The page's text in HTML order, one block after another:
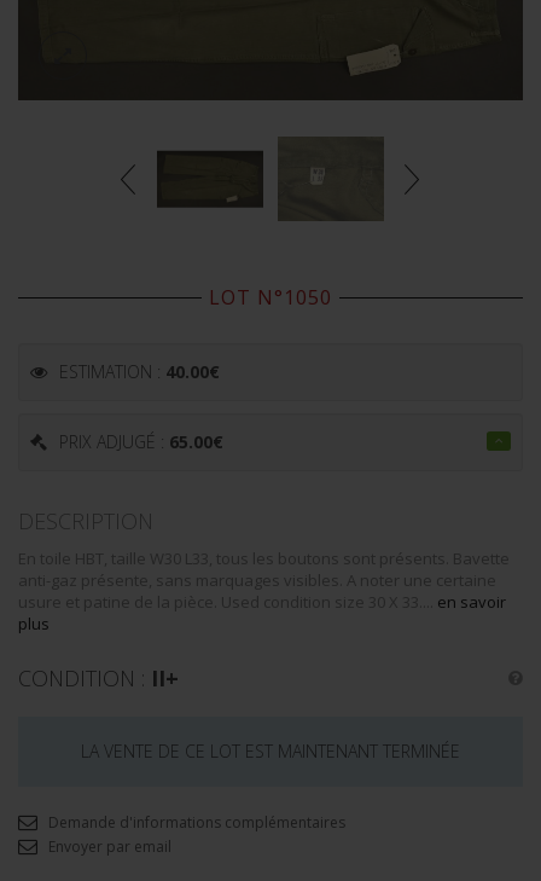
LOT N°1050
ESTIMATION : 40.00€
PRIX ADJUGÉ : 65.00€
DESCRIPTION
En toile HBT, taille W30 L33, tous les boutons sont présents. Bavette
anti-gaz présente, sans marquages visibles. A noter une certaine
usure et patine de la pièce. Used condition size 30 X 33.... en savoir
plus
CONDITION : II+
LA VENTE DE CE LOT EST MAINTENANT TERMINÉE
Demande d'informations complémentaires
Envoyer par email